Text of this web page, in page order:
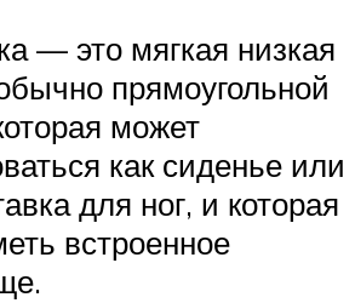
— это мягкая низкая
прямоугольной
может
как сиденье или
для ног, и которая
встроенное